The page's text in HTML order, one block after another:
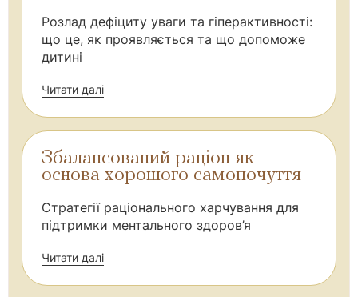
Розлад дефіциту уваги та гіперактивності:
що це, як проявляється та що допоможе
дитині
Читати далі
Збалансований раціон як
основа хорошого самопочуття
Стратегії раціонального харчування для
підтримки ментального здоров’я
Читати далі